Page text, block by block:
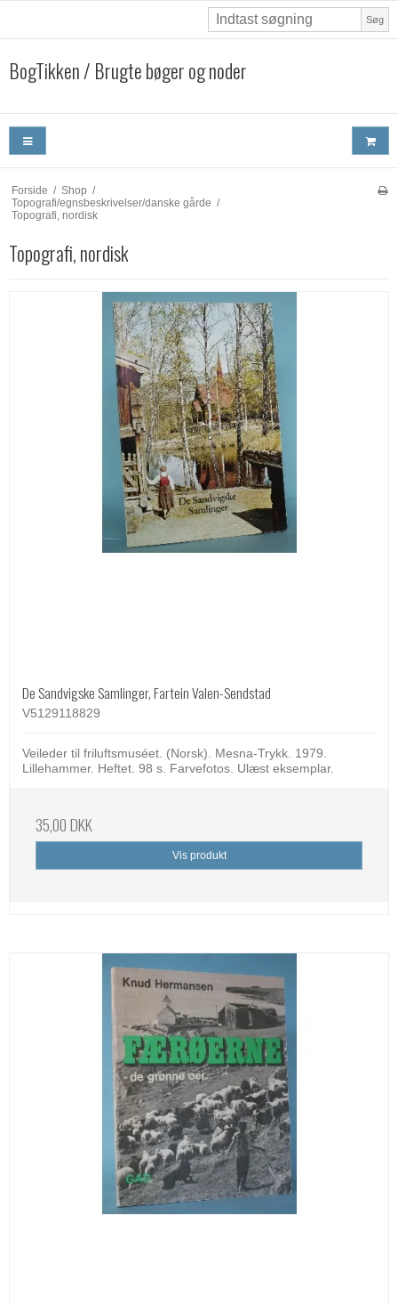
Søg
BogTikken / Brugte bøger og noder
Forside / Shop /
Topografi/egnsbeskrivelser/danske gårde /
Topografi, nordisk
Topografi, nordisk
De Sandvigske Samlinger, Fartein Valen-Sendstad
V5129118829
Veileder til friluftsmuséet. (Norsk). Mesna-Trykk. 1979.
Lillehammer. Heftet. 98 s. Farvefotos. Ulæst eksemplar.
35,00 DKK
Vis produkt